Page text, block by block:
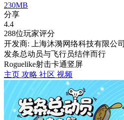
230MB
分享
4.4
288位玩家评分
开发商: 上海沐漪网络科技有限公司
发条总动员与飞行员结伴而行
Roguelike射击卡通竖屏
主页 攻略 社区 视频